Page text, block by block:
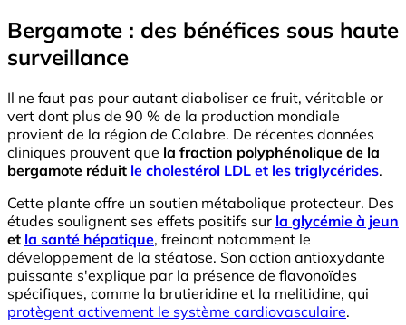
Bergamote : des bénéfices sous haute
surveillance
Il ne faut pas pour autant diaboliser ce fruit, véritable or
vert dont plus de 90 % de la production mondiale
provient de la région de Calabre. De récentes données
cliniques prouvent que la fraction polyphénolique de la
bergamote réduit le cholestérol LDL et les triglycérides.
Cette plante offre un soutien métabolique protecteur. Des
études soulignent ses effets positifs sur la glycémie à jeun
et la santé hépatique, freinant notamment le
développement de la stéatose. Son action antioxydante
puissante s'explique par la présence de flavonoïdes
spécifiques, comme la brutieridine et la melitidine, qui
protègent activement le système cardiovasculaire.